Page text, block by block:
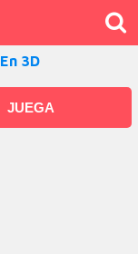
3D
JUEGA